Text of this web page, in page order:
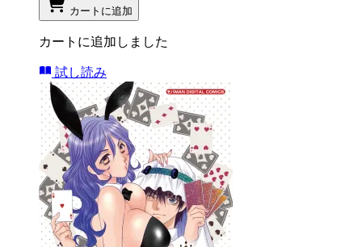
カートに追加
カートに追加しました
試し読み